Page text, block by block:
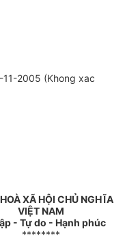
2005 (Khong xac
XÃ HỘI CHỦ NGHĨA
VIỆT NAM
- Tự do - Hạnh phúc
********